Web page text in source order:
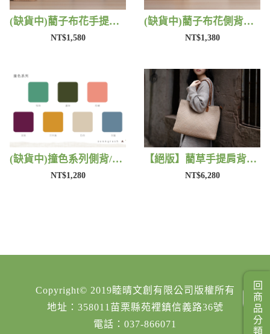
(缺貨中)藺子布花手提包 | 藺子
NT$1,580
(缺貨中)藺子布花側背包 | 藺子
NT$1,380
(缺貨中)撞色系列側背/手提包 | 藺子
NT$1,280
【絕版】藺草手提肩背包 | 藺子
NT$6,280
Copyright© 2019睦晴文創有限公司版權所有
地址：358011苗栗縣苑裡鎮信義路36號
電話：037-866071
回商品分類